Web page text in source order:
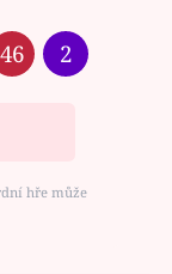
46 2
hře může